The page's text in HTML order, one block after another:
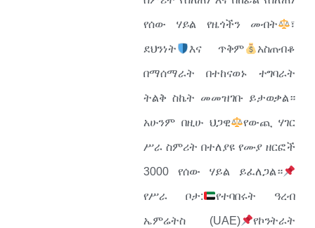
የሰው ሃይል የዜጎችን መብት ፣
ደህንነት እና ጥቅም አስጠብቆ
በማሰማራት በተከናወኑ ተግባራት
ትልቅ ስኬት መመዝገቡ ይታወቃል።
አሁንም በዚሁ ህጋዊ የውጪ ሃገር
ሥራ ስምሪት በተለያዩ የሙያ ዘርፎች
3000 የሰው ሃይል ይፈለጋል።
የሥራ ቦታ: የተባበሩት ዓረብ
ኤምሬትስ (UAE) የኮንትራት